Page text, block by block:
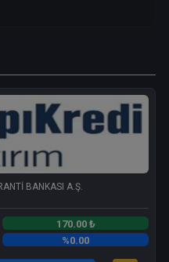
BANKASI A.Ş.
170.00 ₺
%0.00